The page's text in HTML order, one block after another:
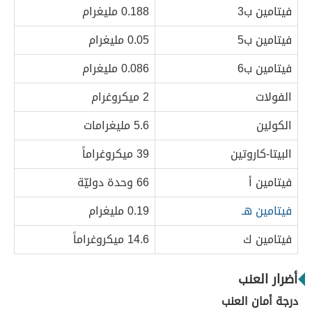
فيتامين ب3
0.188 مليغرام
فيتامين ب5
0.05 مليغرام
فيتامين ب6
0.086 مليغرام
الفولات
2 ميكروغرام
الكولين
5.6 مليغرامات
البيتا-كاروتين
39 ميكروغراماً
فيتامين أ
66 وحدة دوليّة
فيتامين هـ
0.19 مليغرام
فيتامين ك
14.6 ميكروغراماً
أضرار العنب
درجة أمان العنب